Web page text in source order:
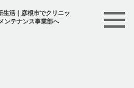
活｜彦根市でクリニッ
ンテナンス事業部へ